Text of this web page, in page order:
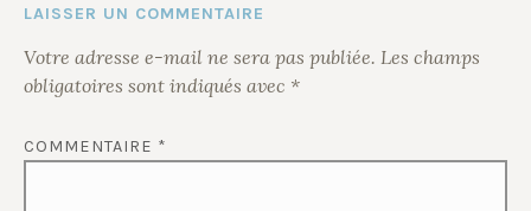
LAISSER UN COMMENTAIRE
Votre adresse e-mail ne sera pas publiée. Les champs
obligatoires sont indiqués avec *
COMMENTAIRE *